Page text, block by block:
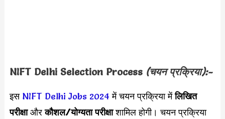
NIFT Delhi Selection Process (चयन प्रक्रिया):-
इस NIFT Delhi Jobs 2024 में चयन प्रक्रिया मेंलिखित
परीक्षाऔरकौशल/योग्यता परीक्षाशामिल होगी। चयन प्रक्रिया